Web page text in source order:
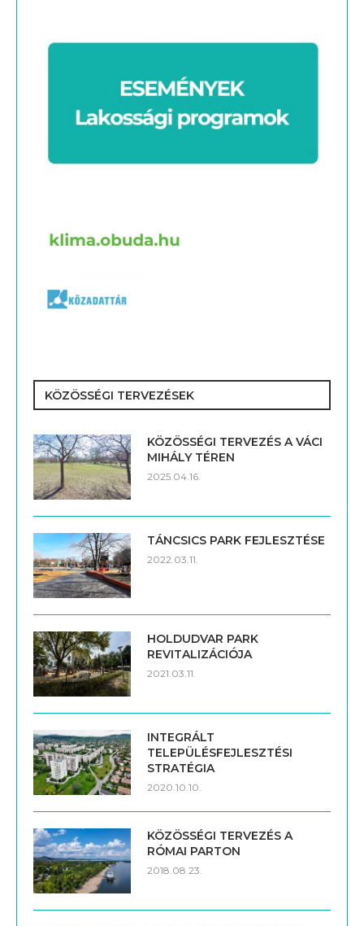
KÖZÖSSÉGI TERVEZÉSEK
KÖZÖSSÉGI TERVEZÉS A VÁCI
MIHÁLY TÉREN
2025.04.16.
TÁNCSICS PARK FEJLESZTÉSE
2022.03.11.
HOLDUDVAR PARK
REVITALIZÁCIÓJA
2021.03.11.
INTEGRÁLT
TELEPÜLÉSFEJLESZTÉSI
STRATÉGIA
2020.10.10.
KÖZÖSSÉGI TERVEZÉS A
RÓMAI PARTON
2018.08.23.